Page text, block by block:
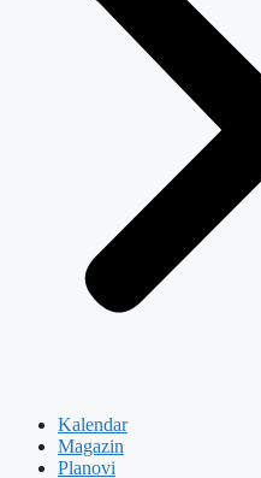
Kalendar
Magazin
Planovi